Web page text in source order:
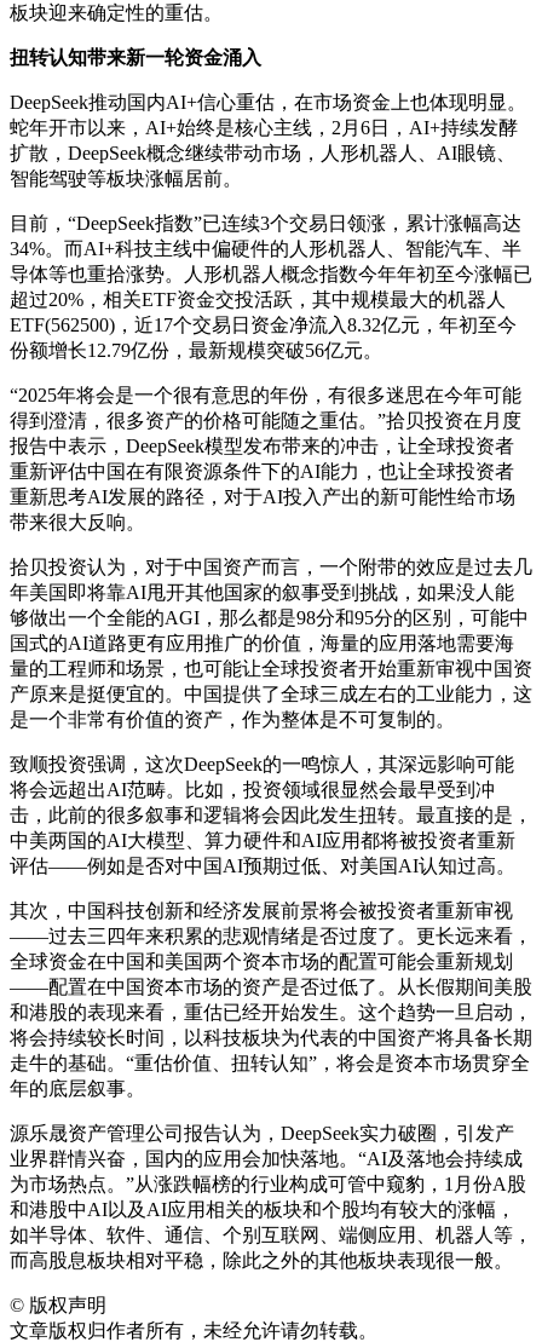
板块迎来确定性的重估。
扭转认知带来新一轮资金涌入
DeepSeek推动国内AI+信心重估，在市场资金上也体现明显。
蛇年开市以来，AI+始终是核心主线，2月6日，AI+持续发酵
扩散，DeepSeek概念继续带动市场，人形机器人、AI眼镜、
智能驾驶等板块涨幅居前。
目前，“DeepSeek指数”已连续3个交易日领涨，累计涨幅高达
34%。而AI+科技主线中偏硬件的人形机器人、智能汽车、半
导体等也重拾涨势。人形机器人概念指数今年年初至今涨幅已
超过20%，相关ETF资金交投活跃，其中规模最大的机器人
ETF(562500)，近17个交易日资金净流入8.32亿元，年初至今
份额增长12.79亿份，最新规模突破56亿元。
“2025年将会是一个很有意思的年份，有很多迷思在今年可能
得到澄清，很多资产的价格可能随之重估。”拾贝投资在月度
报告中表示，DeepSeek模型发布带来的冲击，让全球投资者
重新评估中国在有限资源条件下的AI能力，也让全球投资者
重新思考AI发展的路径，对于AI投入产出的新可能性给市场
带来很大反响。
拾贝投资认为，对于中国资产而言，一个附带的效应是过去几
年美国即将靠AI甩开其他国家的叙事受到挑战，如果没人能
够做出一个全能的AGI，那么都是98分和95分的区别，可能中
国式的AI道路更有应用推广的价值，海量的应用落地需要海
量的工程师和场景，也可能让全球投资者开始重新审视中国资
产原来是挺便宜的。中国提供了全球三成左右的工业能力，这
是一个非常有价值的资产，作为整体是不可复制的。
致顺投资强调，这次DeepSeek的一鸣惊人，其深远影响可能
将会远超出AI范畴。比如，投资领域很显然会最早受到冲
击，此前的很多叙事和逻辑将会因此发生扭转。最直接的是，
中美两国的AI大模型、算力硬件和AI应用都将被投资者重新
评估——例如是否对中国AI预期过低、对美国AI认知过高。
其次，中国科技创新和经济发展前景将会被投资者重新审视
——过去三四年来积累的悲观情绪是否过度了。更长远来看，
全球资金在中国和美国两个资本市场的配置可能会重新规划
——配置在中国资本市场的资产是否过低了。从长假期间美股
和港股的表现来看，重估已经开始发生。这个趋势一旦启动，
将会持续较长时间，以科技板块为代表的中国资产将具备长期
走牛的基础。“重估价值、扭转认知”，将会是资本市场贯穿全
年的底层叙事。
源乐晟资产管理公司报告认为，DeepSeek实力破圈，引发产
业界群情兴奋，国内的应用会加快落地。“AI及落地会持续成
为市场热点。”从涨跌幅榜的行业构成可管中窥豹，1月份A股
和港股中AI以及AI应用相关的板块和个股均有较大的涨幅，
如半导体、软件、通信、个别互联网、端侧应用、机器人等，
而高股息板块相对平稳，除此之外的其他板块表现很一般。
© 版权声明
文章版权归作者所有，未经允许请勿转载。